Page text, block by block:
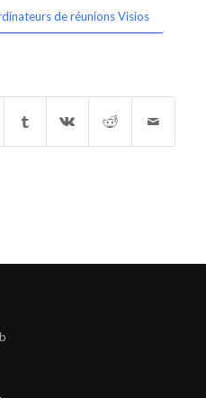
de réunions Visios